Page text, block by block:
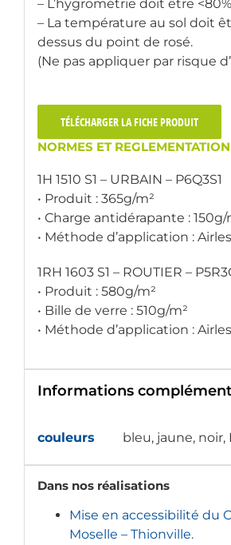
– L’hygrométrie doit être <80%
– La température au sol doit
dessus du point de rosé.
(Ne pas appliquer par risque
TÉLÉCHARGER LA FICHE PRODUIT
NORMES ET REGLEMENTATION
1H 1510 S1 – URBAIN – P6Q3S1
• Produit : 365g/m²
• Charge antidérapante : 150g/
• Méthode d’application :
1RH 1603 S1 – ROUTIER –
• Produit : 580g/m²
• Bille de verre : 510g/m²
• Méthode d’application :
Informations
couleurs bleu, jaune, noir,
Dans nos réalisations
Mise en accessibilité du
Moselle – Thionville.